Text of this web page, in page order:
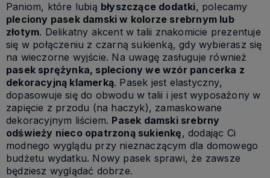
Paniom, które lubią błyszczące dodatki, polecamy
pleciony pasek damski w kolorze srebrnym lub
złotym. Delikatny akcent w talii znakomicie prezentuje
się w połączeniu z czarną sukienką, gdy wybierasz się
na wieczorne wyjście. Na uwagę zasługuje również
pasek sprężynka, spleciony we wzór pancerka z
dekoracyjną klamerką. Pasek jest elastyczny,
dopasowuje się do obwodu w talii i jest wyposażony w
zapięcie z przodu (na haczyk), zamaskowane
dekoracyjnym liściem. Pasek damski srebrny
odświeży nieco opatrzoną sukienkę, dodając Ci
modnego wyglądu przy nieznaczącym dla domowego
budżetu wydatku. Nowy pasek sprawi, że zawsze
będziesz wyglądać dobrze.